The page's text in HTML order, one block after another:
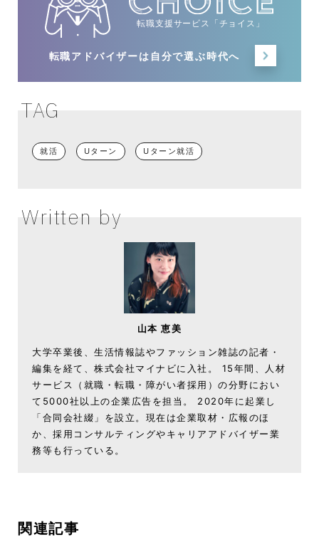
転職支援サービス「チョイス」
転職アドバイザーは 自分で選ぶ時代へ
TAG
就活 Uターン Uターン就活
Written by
山本 恵美
大学卒業後、生活情報誌やファッション雑誌の記者・
編集を経て、株式会社マイナビに入社。 15年間、人材
サービス（就職・転職・障がい者採用）の分野におい
て5000社以上の企業広告を担当。 2020年に起業し
「合同会社綴」を設立。現在は企業取材・広報のほ
か、採用コンサルティングやキャリアアドバイザー業
務等も行っている。
関連記事